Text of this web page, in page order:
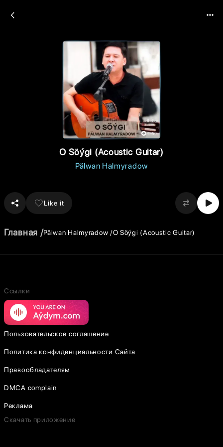
O Söýgi (Acoustic Guitar)
Pälwan Halmyradow
Like it
Главная Pälwan Halmyradow O Söýgi (Acoustic Guitar)
Ссылки
Пользовательское соглашение
Политика конфиденциальности Сайта
Правообладателям
DMCA complain
Реклама
Скачать приложение